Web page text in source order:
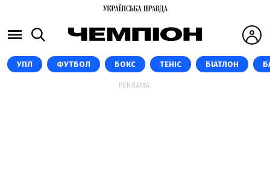
УПЛ ФУТБОЛ БОКС ТЕНІС БІАТЛОН
РЕКЛАМА: